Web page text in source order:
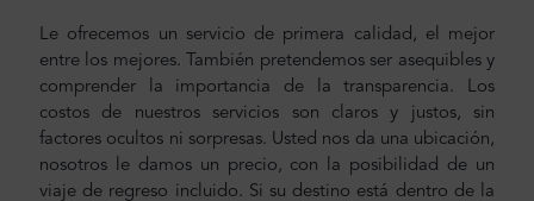
Le ofrecemos un servicio de primera calidad, el mejor
entre los mejores. También pretendemos ser asequibles y
comprender la importancia de la transparencia. Los
costos de nuestros servicios son claros y justos, sin
factores ocultos ni sorpresas. Usted nos da una ubicación,
nosotros le damos un precio, con la posibilidad de un
viaje de regreso incluido. Si su destino está dentro de la